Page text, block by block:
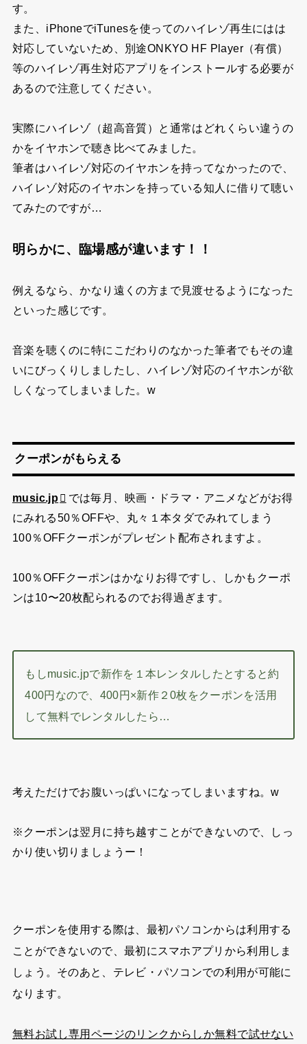
す。
また、iPhoneでiTunesを使ってのハイレゾ再生にはは
対応していないため、別途ONKYO HF Player（有償）
等のハイレゾ再生対応アプリをインストールする必要が
あるので注意してください。
実際にハイレゾ（超高音質）と通常はどれくらい違うの
かをイヤホンで聴き比べてみました。
筆者はハイレゾ対応のイヤホンを持ってなかったので、
ハイレゾ対応のイヤホンを持っている知人に借りて聴い
てみたのですが…
明らかに、臨場感が違います！！
例えるなら、かなり遠くの方まで見渡せるようになった
といった感じです。
音楽を聴くのに特にこだわりのなかった筆者でもその違
いにびっくりしましたし、ハイレゾ対応のイヤホンが欲
しくなってしまいました。w
クーポンがもらえる
music.jp
では毎月、映画・ドラマ・アニメなどがお得
にみれる50％OFFや、丸々１本タダでみれてしまう
100％OFFクーポンがプレゼント配布されますよ。
100％OFFクーポンはかなりお得ですし、しかも クーポ
ンは10〜20枚配られるのでお得過ぎます。
もしmusic.jpで新作を１本レンタルしたとすると約
400円なので、400円×新作２0枚をクーポンを活用
して無料でレンタルしたら…
考えただけでお腹いっぱいになってしまいますね。w
※クーポンは翌月に持ち越すことができないので、しっ
かり使い切りましょうー！
クーポンを使用する際は、最初パソコンからは利用する
ことができないので、最初にスマホアプリから利用しま
しょう。そのあと、テレビ・パソコンでの利用が可能に
なります。
無料お試し専用ページのリンクからしか無料で試せない